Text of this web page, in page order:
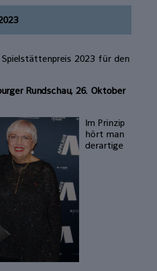
2023 für den
Rundschau, 26. Oktober
Im Prinzip
hört man
derartige